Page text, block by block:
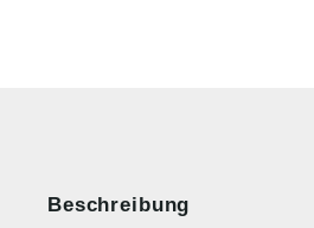
Beschreibung